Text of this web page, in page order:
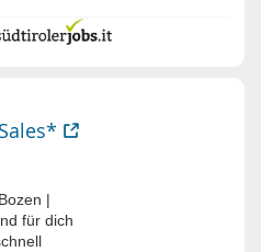
|
für dich